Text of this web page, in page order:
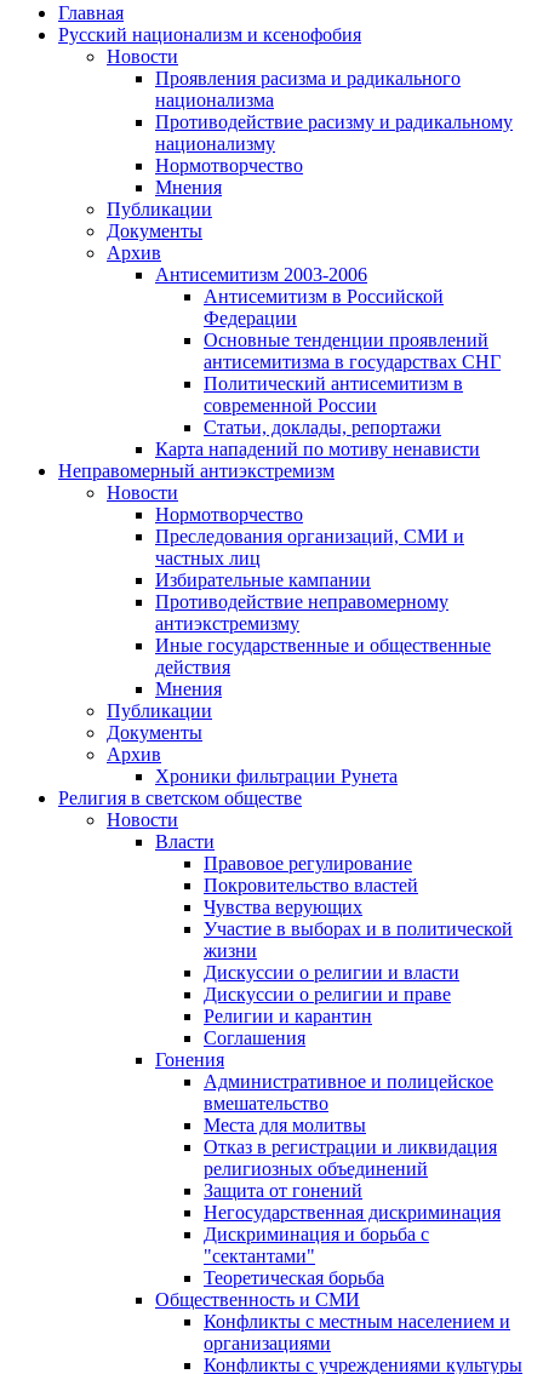
Главная
Русский национализм и ксенофобия
Новости
Проявления расизма и радикального
национализма
Противодействие расизму и радикальному
национализму
Нормотворчество
Мнения
Публикации
Документы
Архив
Антисемитизм 2003-2006
Антисемитизм в Российской
Федерации
Основные тенденции проявлений
антисемитизма в государствах СНГ
Политический антисемитизм в
современной России
Статьи, доклады, репортажи
Карта нападений по мотиву ненависти
Неправомерный антиэкстремизм
Новости
Нормотворчество
Преследования организаций, СМИ и
частных лиц
Избирательные кампании
Противодействие неправомерному
антиэкстремизму
Иные государственные и общественные
действия
Мнения
Публикации
Документы
Архив
Хроники фильтрации Рунета
Религия в светском обществе
Новости
Власти
Правовое регулирование
Покровительство властей
Чувства верующих
Участие в выборах и в политической
жизни
Дискуссии о религии и власти
Дискуссии о религии и праве
Религии и карантин
Соглашения
Гонения
Административное и полицейское
вмешательство
Места для молитвы
Отказ в регистрации и ликвидация
религиозных объединений
Защита от гонений
Негосударственная дискриминация
Дискриминация и борьба с
"сектантами"
Теоретическая борьба
Общественность и СМИ
Конфликты с местным населением и
организациями
Конфликты с учреждениями культуры